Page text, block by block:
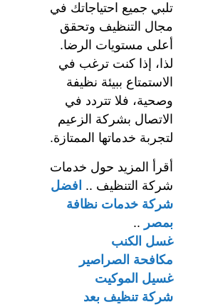
تلبي جميع احتياجاتك في
مجال التنظيف وتحقق
أعلى مستويات الرضا.
لذا، إذا كنت ترغب في
الاستمتاع ببيئة نظيفة
وصحية، فلا تتردد في
الاتصال بشركة الزعيم
لتجربة خدماتها الممتازة.
أقرأ المزيد حول خدمات
شركة التنظيف .. افضل
شركة خدمات نظافة
بمصر ..
غسل الكنب
مكافحة الصراصير
غسيل الموكيت
شركة تنظيف بعد